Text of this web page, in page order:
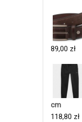
89,00 zł
cm
118,80 zł